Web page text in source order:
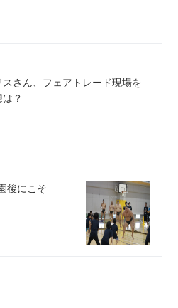
スさん、フェアトレード現場を
？
後にこそ